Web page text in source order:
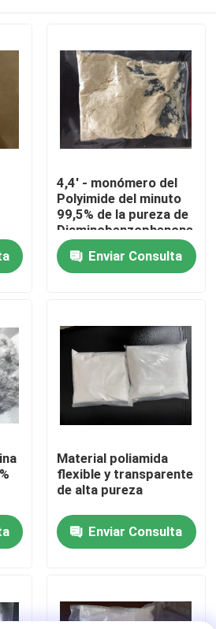
con
de goma
y
4,4' - monómero del
Polyimide del minuto
99,5% de la pureza de
Diaminobenzophenone
CAS 611-98-3
Enviar Consulta
Material poliamida
flexible y transparente
de alta pureza
Enviar Consulta